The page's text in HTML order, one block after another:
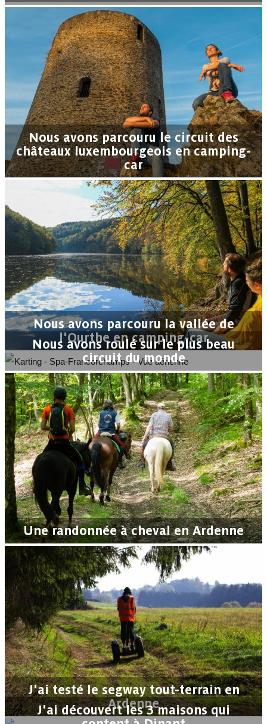
Nous avons parcouru le circuit des
châteaux luxembourgeois en camping-
car
Nous avons parcouru la vallée de
l'Ourthe en camping-car
Nous avons roulé sur le plus beau
circuit du monde
Une randonnée à cheval en Ardenne
J'ai testé le segway tout-terrain en
Ardenne
J'ai découvert les 3 maisons qui